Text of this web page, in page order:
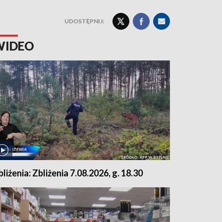
UDOSTĘPNIJ:
Zbliżenia 7.08.2026, g. 18.30